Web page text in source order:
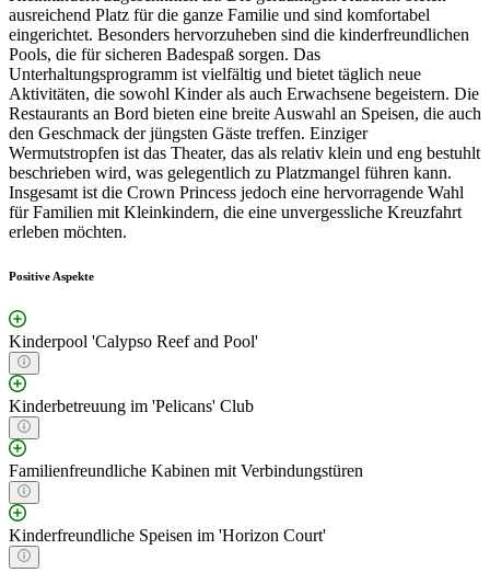
ausreichend Platz für die ganze Familie und sind komfortabel
eingerichtet. Besonders hervorzuheben sind die kinderfreundlichen
Pools, die für sicheren Badespaß sorgen. Das
Unterhaltungsprogramm ist vielfältig und bietet täglich neue
Aktivitäten, die sowohl Kinder als auch Erwachsene begeistern. Die
Restaurants an Bord bieten eine breite Auswahl an Speisen, die auch
den Geschmack der jüngsten Gäste treffen. Einziger
Wermutstropfen ist das Theater, das als relativ klein und eng bestuhlt
beschrieben wird, was gelegentlich zu Platzmangel führen kann.
Insgesamt ist die Crown Princess jedoch eine hervorragende Wahl
für Familien mit Kleinkindern, die eine unvergessliche Kreuzfahrt
erleben möchten.
Positive Aspekte
Kinderpool 'Calypso Reef and Pool'
Kinderbetreuung im 'Pelicans' Club
Familienfreundliche Kabinen mit Verbindungstüren
Kinderfreundliche Speisen im 'Horizon Court'